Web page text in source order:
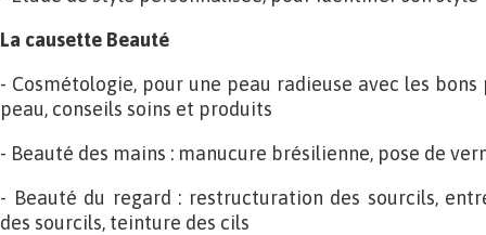
La causette Beauté
- Cosmétologie, pour une peau radieuse avec les
peau, conseils soins et produits
- Beauté des mains : manucure brésilienne, pose de
- Beauté du regard : restructuration des sourcils,
des sourcils, teinture des cils